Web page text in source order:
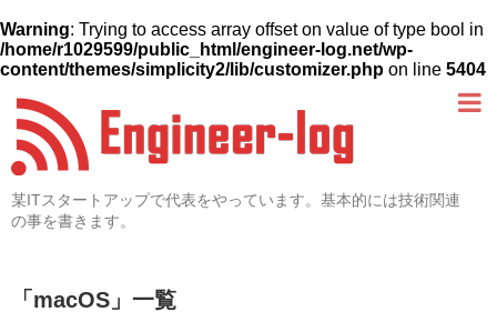
Warning: Trying to access array offset on value of type bool in
/home/r1029599/public_html/engineer-log.net/wp-
content/themes/simplicity2/lib/customizer.php on line 5404
某ITスタートアップで代表をやっています。基本的には技術関連
の事を書きます。
「 macOS 」 一覧